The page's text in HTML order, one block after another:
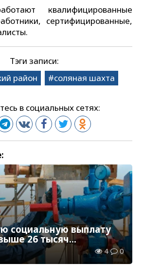
квалифицированные
сертифицированные,
Тэги записи:
район
соляная шахта
в социальных сетях:
социальную выплату
26 тысяч
занятых во вредных4 0